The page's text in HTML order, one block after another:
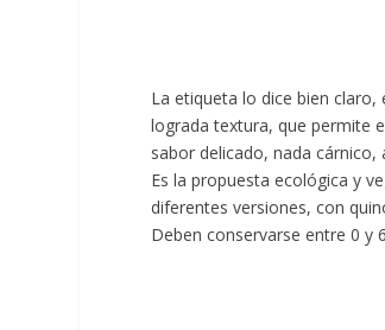
La etiqueta lo dice bien
lograda textura, que permite
sabor delicado, nada cárnico,
Es la propuesta ecológica y
diferentes versiones, con
Deben conservarse entre 0 y